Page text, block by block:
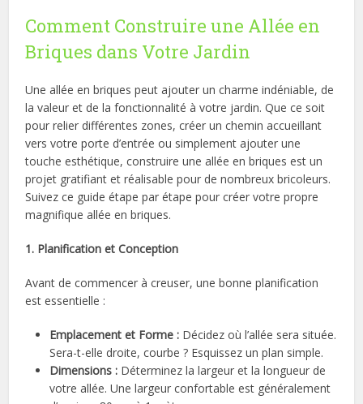
Comment Construire une Allée en
Briques dans Votre Jardin
Une allée en briques peut ajouter un charme indéniable, de
la valeur et de la fonctionnalité à votre jardin. Que ce soit
pour relier différentes zones, créer un chemin accueillant
vers votre porte d’entrée ou simplement ajouter une
touche esthétique, construire une allée en briques est un
projet gratifiant et réalisable pour de nombreux bricoleurs.
Suivez ce guide étape par étape pour créer votre propre
magnifique allée en briques.
1. Planification et Conception
Avant de commencer à creuser, une bonne planification
est essentielle :
Emplacement et Forme : Décidez où l’allée sera située.
Sera-t-elle droite, courbe ? Esquissez un plan simple.
Dimensions : Déterminez la largeur et la longueur de
votre allée. Une largeur confortable est généralement